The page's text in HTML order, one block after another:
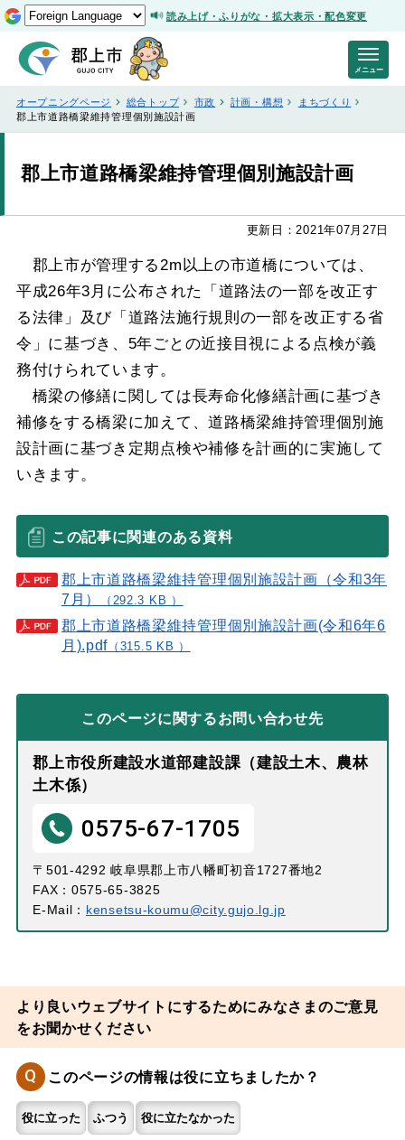
読み上げ・ふりがな・拡大表示・配色変更
オープニングページ 総合トップ 市政 計画・構想
まちづくり
郡上市道路橋梁維持管理個別施設計画
郡上市道路橋梁維持管理個別施設計画
更新日：2021年07月27日
郡上市が管理する2m以上の市道橋については、
平成26年3月に公布された「道路法の一部を改正す
る法律」及び「道路法施行規則の一部を改正する省
令」に基づき、5年ごとの近接目視による点検が義
務付けられています。
橋梁の修繕に関しては長寿命化修繕計画に基づき
補修をする橋梁に加えて、道路橋梁維持管理個別施
設計画に基づき定期点検や補修を計画的に実施して
いきます。
この記事に関連のある資料
郡上市道路橋梁維持管理個別施設計画（令和3年
7月）
（292.3 KB ）
郡上市道路橋梁維持管理個別施設計画(令和6年6
月).pdf （315.5 KB ）
このページに関するお問い合わせ先
郡上市役所建設水道部建設課（建設土木、農林
土木係）
0575-67-1705
〒501-4292 岐阜県郡上市八幡町初音1727番地2
FAX：0575-65-3825
E-Mail： kensetsu-koumu@city.gujo.lg.jp
より良いウェブサイトにするためにみなさまのご意見
をお聞かせください
Q このページの情報は役に立ちましたか？
役に立った ふつう 役に立たなかった
メニュー